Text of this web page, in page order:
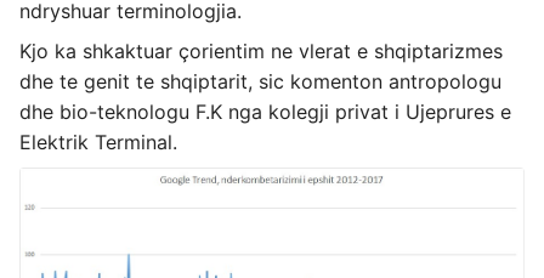
ndryshuar terminologjia.
Kjo ka shkaktuar çorientim ne vlerat e shqiptarizmes
dhe te genit te shqiptarit, sic komenton antropologu
dhe bio-teknologu F.K nga kolegji privat i Ujeprures e
Elektrik Terminal.